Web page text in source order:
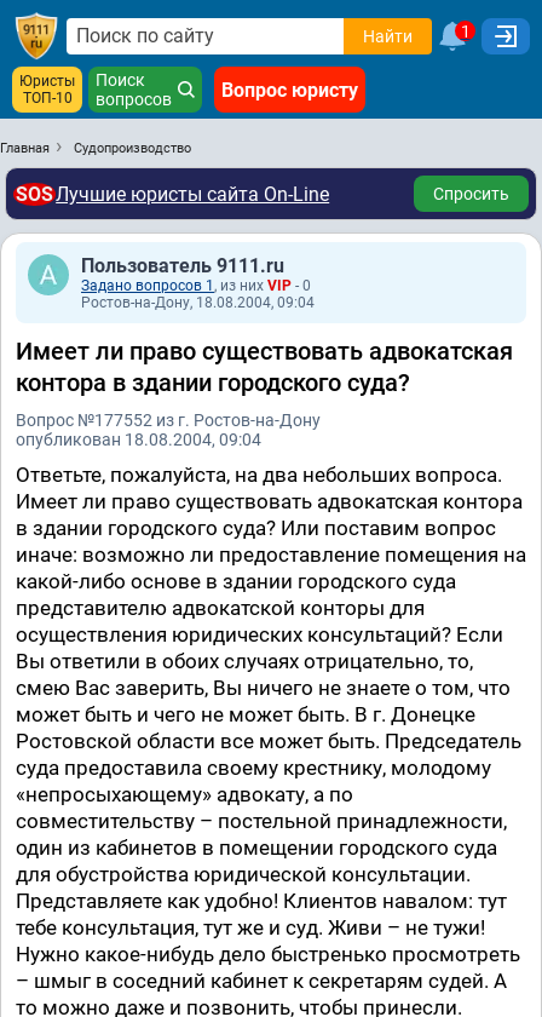
Найти 1
Юристы
ТОП-10
Поиск
вопросов
Вопрос юристу
Главная Судопроизводство
SOSЛучшие юристы сайта On-Line Спросить
Пользователь 9111.ru
Задано вопросов 1 , из них VIP - 0
Ростов-на-Дону, 18.08.2004, 09:04
Имеет ли право существовать адвокатская
контора в здании городского суда?
Вопрос №177552 из г. Ростов-на-Дону
опубликован 18.08.2004, 09:04
Ответьте, пожалуйста, на два небольших вопроса.
Имеет ли право существовать адвокатская контора
в здании городского суда? Или поставим вопрос
иначе: возможно ли предоставление помещения на
какой-либо основе в здании городского суда
представителю адвокатской конторы для
осуществления юридических консультаций? Если
Вы ответили в обоих случаях отрицательно, то,
смею Вас заверить, Вы ничего не знаете о том, что
может быть и чего не может быть. В г. Донецке
Ростовской области все может быть. Председатель
суда предоставила своему крестнику, молодому
«непросыхающему» адвокату, а по
совместительству – постельной принадлежности,
один из кабинетов в помещении городского суда
для обустройства юридической консультации.
Представляете как удобно! Клиентов навалом: тут
тебе консультация, тут же и суд. Живи – не тужи!
Нужно какое-нибудь дело быстренько просмотреть
– шмыг в соседний кабинет к секретарям судей. А
то можно даже и позвонить, чтобы принесли.